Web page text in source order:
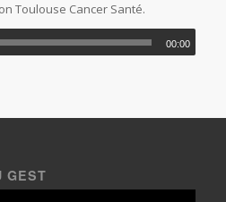
Toulouse Cancer Santé.
00:00
GEST